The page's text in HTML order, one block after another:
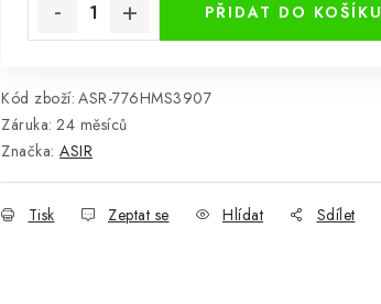
PŘIDAT DO KOŠÍKU
Kód zboží: ASR-776HMS3907
Záruka: 24 měsíců
Značka: ASIR
Tisk Zeptat se Hlídat Sdílet